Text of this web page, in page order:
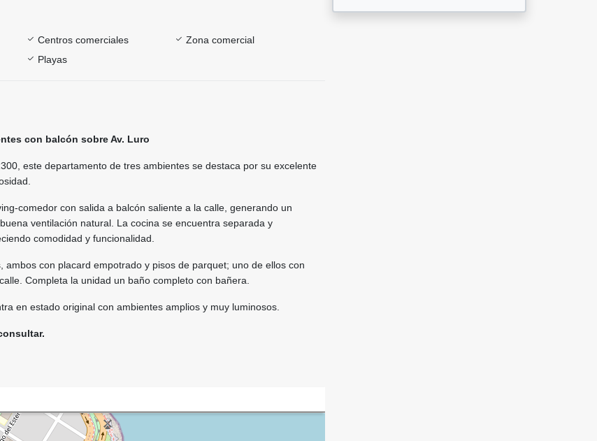
Centros comerciales
Zona comercial
Playas
con balcón sobre Av. Luro
este departamento de tres ambientes se destaca por su excelente
comedor con salida a balcón saliente a la calle, generando un
ventilación natural. La cocina se encuentra separada y
comodidad y funcionalidad.
ambos con placard empotrado y pisos de parquet; uno de ellos con
Completa la unidad un baño completo con bañera.
en estado original con ambientes amplios y muy luminosos.